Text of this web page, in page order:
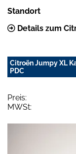
Standort
Details zum
Citroën Jumpy XL
PDC
Preis:
MWSt: